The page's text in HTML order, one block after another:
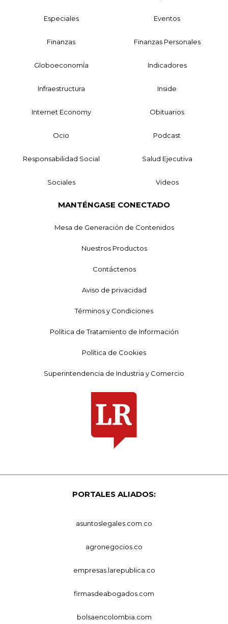
Especiales Eventos
Finanzas Finanzas Personales
Globoeconomía Indicadores
Infraestructura Inside
Internet Economy Obituarios
Ocio Podcast
Responsabilidad Social Salud Ejecutiva
Sociales Videos
MANTÉNGASE CONECTADO
Mesa de Generación de Contenidos
Nuestros Productos
Contáctenos
Aviso de privacidad
Términos y Condiciones
Política de Tratamiento de Información
Política de Cookies
Superintendencia de Industria y Comercio
PORTALES ALIADOS:
asuntoslegales.com.co
agronegocios.co
empresas.larepublica.co
firmasdeabogados.com
bolsaencolombia.com